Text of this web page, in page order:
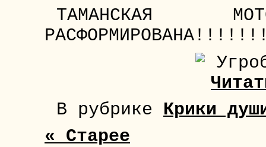
ТАМАНСКАЯ
В рубрике Крики
« Старее